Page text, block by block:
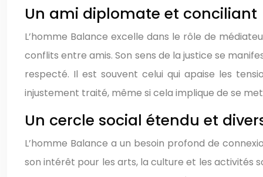
Un ami diplomate et conciliant
L’homme Balance excelle dans le rôle de
conflits entre amis. Son sens de la justice se
respecté. Il est souvent celui qui apaise les
injustement traité, même si cela implique de se
Un cercle social étendu et
L’homme Balance a un besoin profond de
son intérêt pour les arts, la culture et les activités